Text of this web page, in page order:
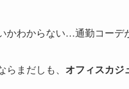
かわからない…通勤コー
まだしも、 オフィスカジ